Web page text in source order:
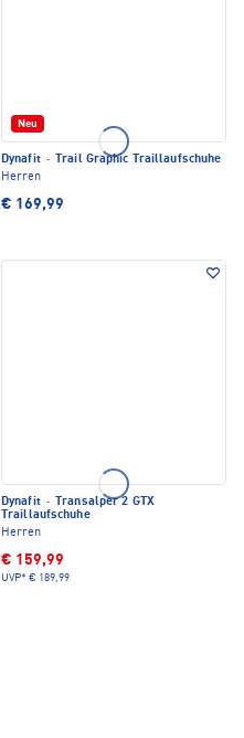
Neu
Dynafit ·
Trail Graphic Traillaufschuhe
Herren
€ 169,99
Dynafit ·
Transalper 2 GTX
Traillaufschuhe
Herren
€ 159,99
UVP* € 189,99